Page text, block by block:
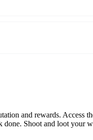
and rewards. Access
done. Shoot and loot your